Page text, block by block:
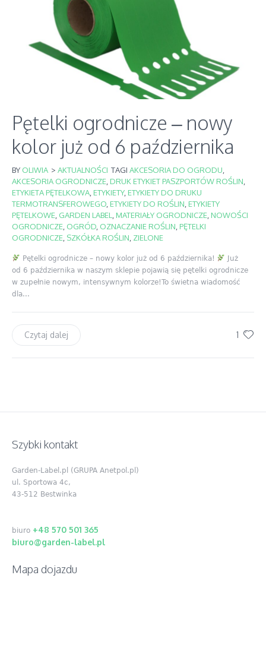
Pętelki ogrodnicze – nowy
kolor już od 6 października
BY OLIWIA > AKTUALNOŚCI TAGI AKCESORIA DO OGRODU
AKCESORIA OGRODNICZE DRUK ETYKIET PASZPORTÓW ROŚLIN
ETYKIETA PĘTELKOWA ETYKIETY, ETYKIETY DO DRUKU
TERMOTRANSFEROWEGO ETYKIETY DO ROŚLIN ETYKIETY
PĘTELKOWE GARDEN LABEL MATERIAŁY OGRODNICZE NOWOŚCI
OGRODNICZE OGRÓD OZNACZANIE ROŚLIN PĘTELKI
OGRODNICZE SZKÓŁKA ROŚLIN ZIELONE
Pętelki ogrodnicze – nowy kolor już od 6 października!
Już
od 6 października w naszym sklepie pojawią się pętelki ogrodnicze
w zupełnie nowym, intensywnym kolorze!To świetna wiadomość
dla...
1
Czytaj dalej
Szybki kontakt
Garden-Label.pl (GRUPA Anetpol.pl)
ul. Sportowa 4c,
43-512 Bestwinka
biuro +48 570 501 365
biuro@garden-label.pl
Mapa dojazdu